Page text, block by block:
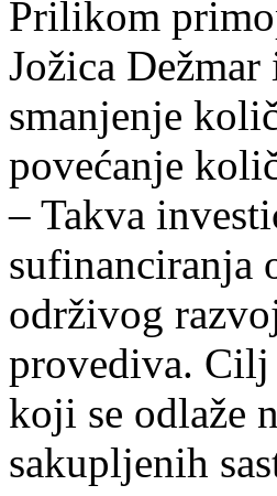
Prilikom
Jožica
smanjenje
povećanje
– Takva
sufinanciranja
održivog
provediva. Cilj
koji se odlaže
sakupljenih